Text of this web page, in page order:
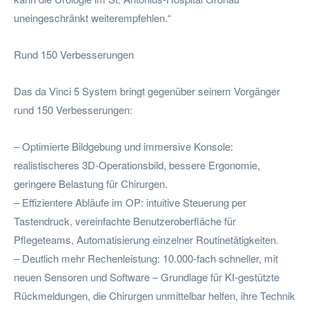
uneingeschränkt weiterempfehlen.“
Rund 150 Verbesserungen
Das da Vinci 5 System bringt gegenüber seinem Vorgänger
rund 150 Verbesserungen:
– Optimierte Bildgebung und immersive Konsole:
realistischeres 3D-Operationsbild, bessere Ergonomie,
geringere Belastung für Chirurgen.
– Effizientere Abläufe im OP: intuitive Steuerung per
Tastendruck, vereinfachte Benutzeroberfläche für
Pflegeteams, Automatisierung einzelner Routinetätigkeiten.
– Deutlich mehr Rechenleistung: 10.000-fach schneller, mit
neuen Sensoren und Software – Grundlage für KI-gestützte
Rückmeldungen, die Chirurgen unmittelbar helfen, ihre Technik